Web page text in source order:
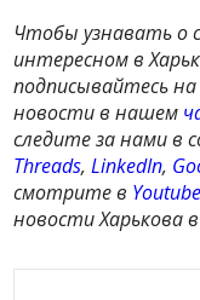
Чтобы узнавать о
интересном в
подписывайтесь на
новости в нашем
следите за нами в
Threads,LinkedIn,
смотрите в
новости Харькова